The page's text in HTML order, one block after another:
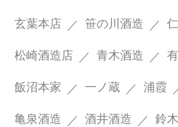
玄葉本店 笹の川酒造
松崎酒造店 青木酒造
飯沼本家 一ノ蔵 浦霞
亀泉酒造 酒井酒造 鈴